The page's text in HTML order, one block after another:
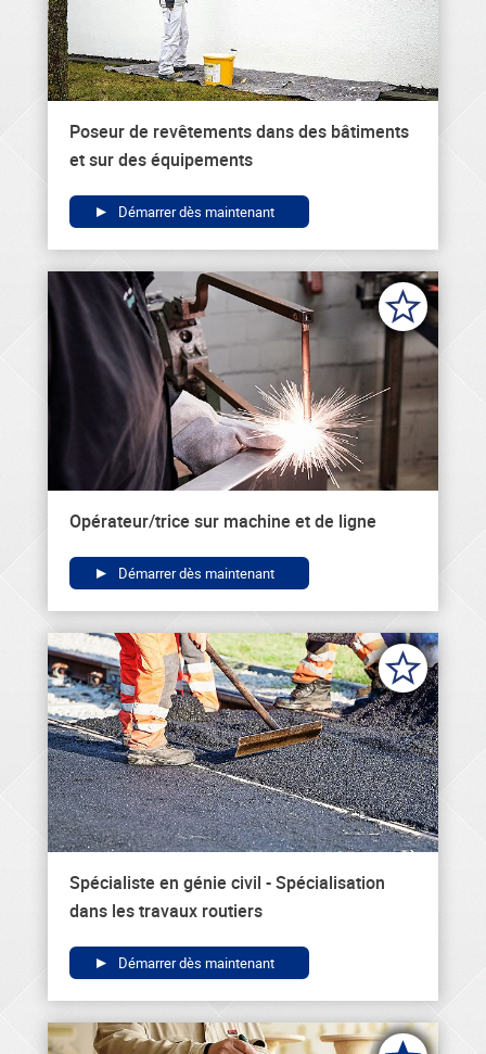
Poseur de revêtements dans des bâtiments
et sur des équipements
Démarrer dès maintenant
Opérateur/trice sur machine et de ligne
Démarrer dès maintenant
Spécialiste en génie civil - Spécialisation
dans les travaux routiers
Démarrer dès maintenant